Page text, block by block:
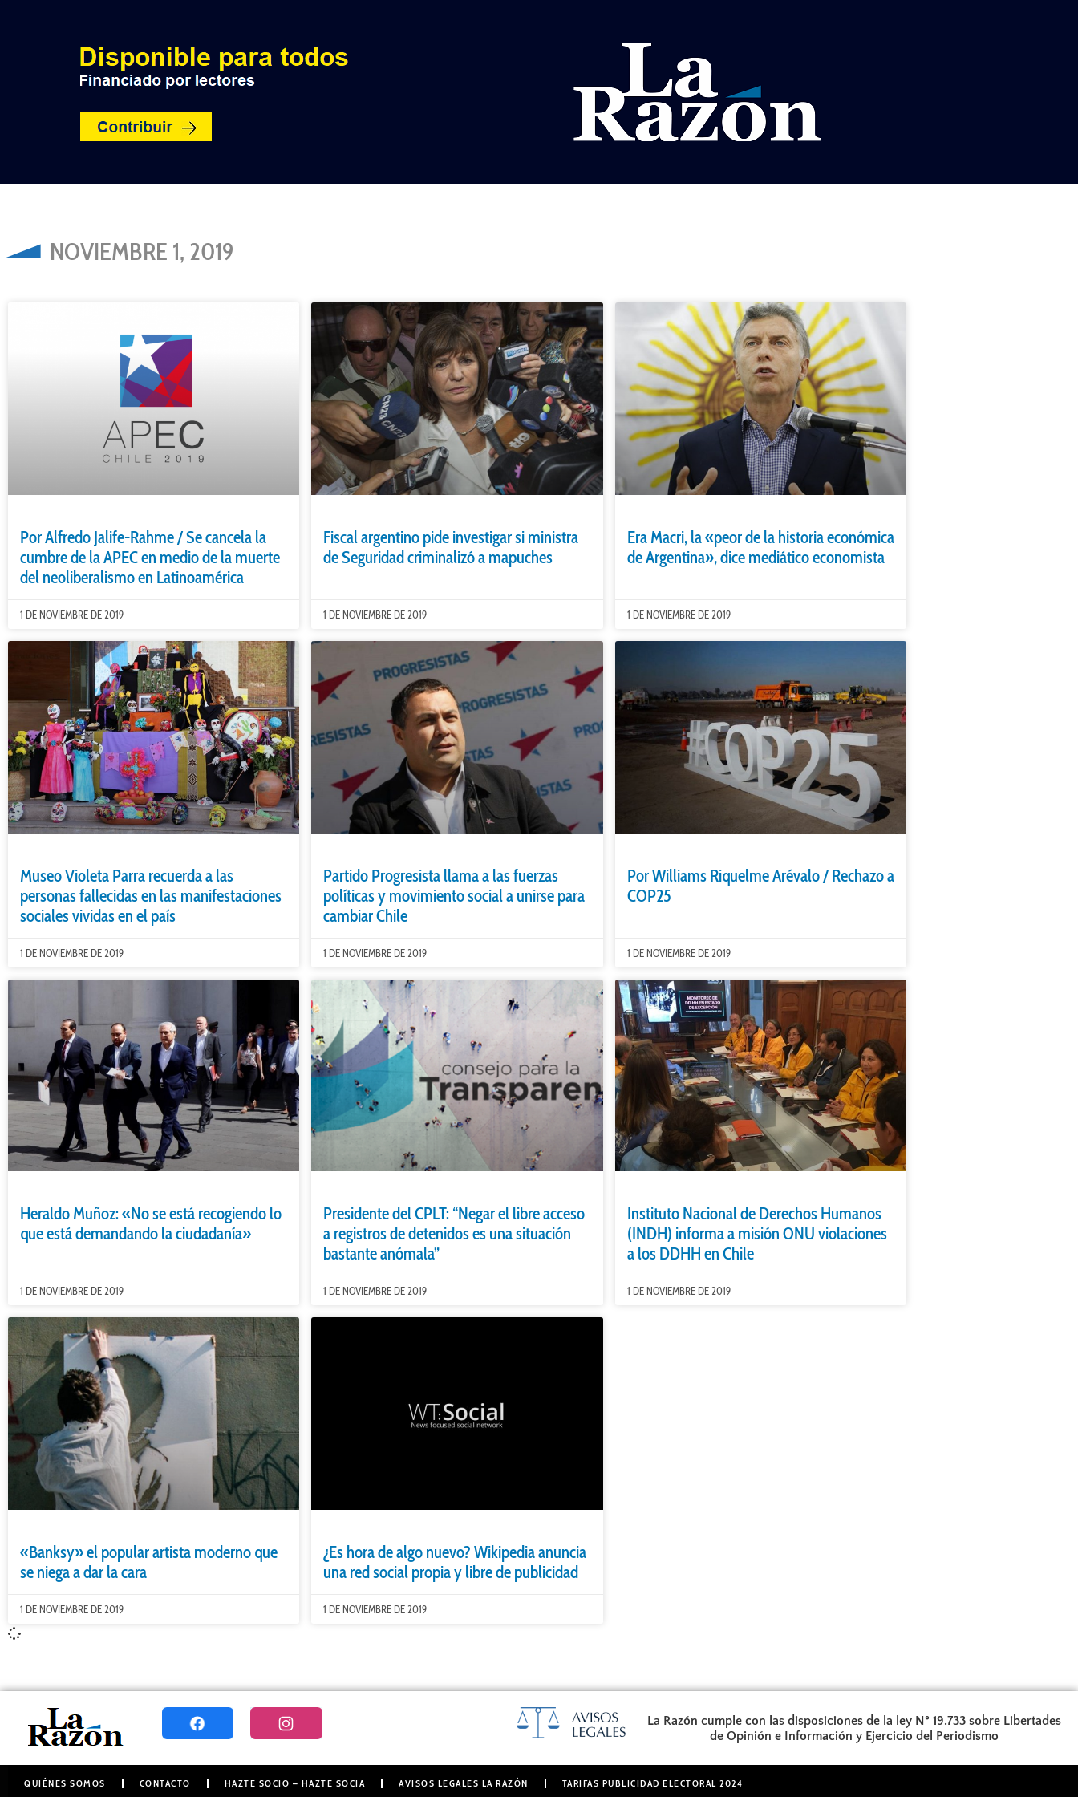
NOVIEMBRE 1, 2019
Por Alfredo Jalife-Rahme / Se cancela la
cumbre de la APEC en medio de la muerte
del neoliberalismo en Latinoamérica
1 DE NOVIEMBRE DE 2019
Fiscal argentino pide investigar si ministra
de Seguridad criminalizó a mapuches
1 DE NOVIEMBRE DE 2019
Era Macri, la «peor de la historia económica
de Argentina», dice mediático economista
1 DE NOVIEMBRE DE 2019
Museo Violeta Parra recuerda a las
personas fallecidas en las manifestaciones
sociales vividas en el país
1 DE NOVIEMBRE DE 2019
Partido Progresista llama a las fuerzas
políticas y movimiento social a unirse para
cambiar Chile
1 DE NOVIEMBRE DE 2019
Por Williams Riquelme Arévalo / Rechazo a
COP25
1 DE NOVIEMBRE DE 2019
Heraldo Muñoz: «No se está recogiendo lo
que está demandando la ciudadanía»
1 DE NOVIEMBRE DE 2019
Presidente del CPLT: “Negar el libre acceso
a registros de detenidos es una situación
bastante anómala”
1 DE NOVIEMBRE DE 2019
Instituto Nacional de Derechos Humanos
(INDH) informa a misión ONU violaciones
a los DDHH en Chile
1 DE NOVIEMBRE DE 2019
«Banksy» el popular artista moderno que
se niega a dar la cara
1 DE NOVIEMBRE DE 2019
¿Es hora de algo nuevo? Wikipedia anuncia
una red social propia y libre de publicidad
1 DE NOVIEMBRE DE 2019
La Razón cumple con las disposiciones de la ley N° 19.733 sobre Libertades
de Opinión e Información y Ejercicio del Periodismo
QUIÉNES SOMOS CONTACTO HAZTE SOCIO – HAZTE SOCIA AVISOS LEGALES LA RAZÓN TARIFAS PUBLICIDAD ELECTORAL 2024